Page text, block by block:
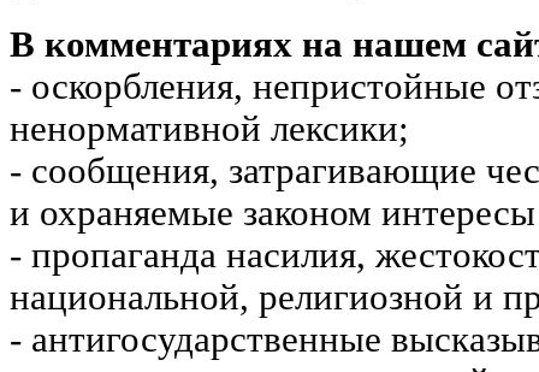
В комментариях на нашем
- оскорбления, непристойные
ненормативной лексики;
- сообщения, затрагивающие
и охраняемые законом
- пропаганда насилия,
национальной, религиозной и
- антигосударственные